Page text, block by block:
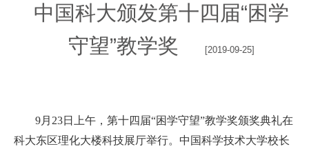
人才培养
招生就业
中国科大颁发第十四届“困学
守望”教学奖
[2019-09-25]
9月 23日上午，第十四届“困学守望”教学奖颁奖典礼在
科大东区理化大楼科技展厅举行。中国科学技术大学校长